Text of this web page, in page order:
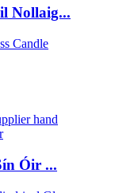
Nollaig...
Óir ...